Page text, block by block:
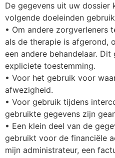
De gegevens uit uw dossier
volgende doeleinden
• Om andere zorgverleners
als de therapie is afgerond,
een andere behandelaar.
expliciete toestemming.
• Voor het gebruik voor
afwezigheid.
• Voor gebruik tijdens
gebruikte gegevens zijn
• Een klein deel van de
gebruikt voor de financiële
mijn administrateur, een